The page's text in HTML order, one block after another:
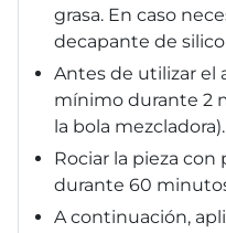
grasa. En caso
decapante de
Antes de utilizar el
mínimo durante 2
la bola mezcladora).
Rociar la pieza con
durante 60
A continuación,